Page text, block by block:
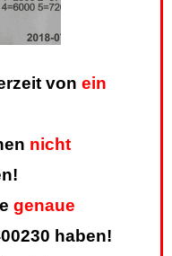
von ein
nicht
genaue
haben!